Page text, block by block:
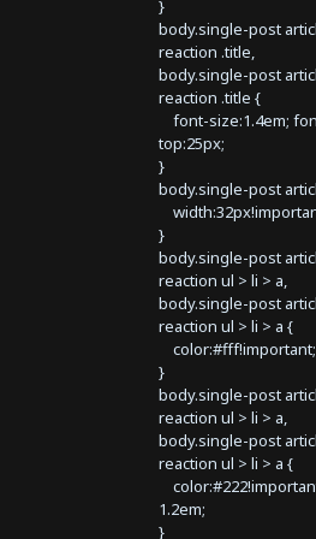
}
body.single-post
reaction .title,
body.single-post
reaction .title {
font-size:1.4em;
top:25px;
}
body.single-post
}
body.single-post
reaction ul > li > a,
body.single-post
reaction ul > li > a {
}
body.single-post
reaction ul > li > a,
body.single-post
reaction ul > li > a {
1.2em;
}